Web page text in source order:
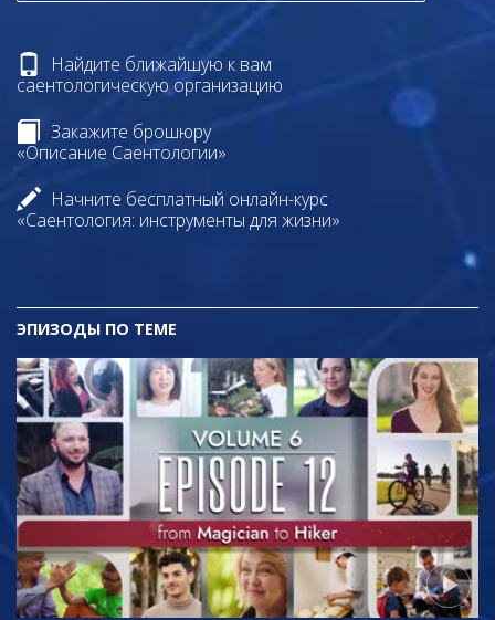
Найдите ближайшую к вам
саентологическую организацию
Закажите брошюру
«Описание Саентологии»
Начните бесплатный онлайн-курс
«Саентология: инструменты для жизни»
ЭПИЗОДЫ ПО ТЕМЕ